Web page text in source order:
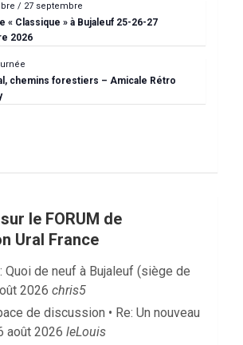
/ 27 septembre
« Classique » à Bujaleuf 25-26-27
2026
chemins forestiers – Amicale Rétro
le FORUM de
Ural France
Quoi de neuf à Bujaleuf (siège de
2026 chris5
de discussion • Re: Un nouveau
août 2026 leLouis